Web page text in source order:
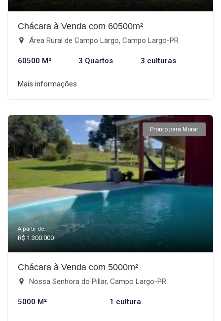
Chácara à Venda com 60500m²
Área Rural de Campo Largo, Campo Largo-PR
60500 M² 3 Quartos 3 culturas
Mais informações
Pronto para Morar
A partir de:
R$ 1.300.000
Chácara à Venda com 5000m²
Nossa Senhora do Pillar, Campo Largo-PR
5000 M² 1 cultura